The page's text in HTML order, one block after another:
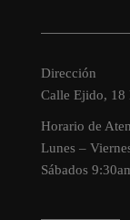
Dirección
Calle Ejido, 18
Horario de
Lunes –
Sábados